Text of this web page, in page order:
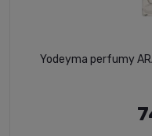
Yodeyma perfumy